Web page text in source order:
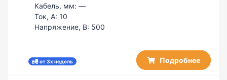
Кабель, мм: —
Ток, А: 10
Напряжение, В: 500
от 3х недель Подробнее